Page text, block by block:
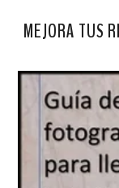
MEJORA TUS